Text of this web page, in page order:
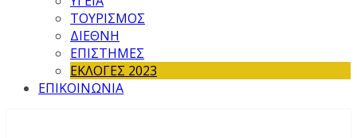
ΤΟΥΡΙΣΜΟΣ
ΔΙΕΘΝΗ
ΕΠΙΣΤΗΜΕΣ
ΕΚΛΟΓΕΣ 2023
ΕΠΙΚΟΙΝΩΝΙΑ